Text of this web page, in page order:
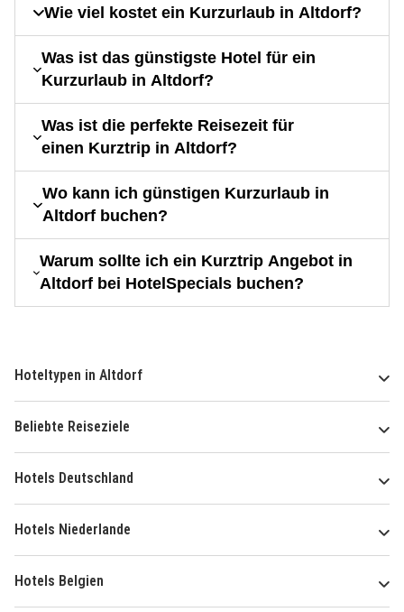
Wie viel kostet ein Kurzurlaub in Altdorf?
Was ist das günstigste Hotel für ein
Kurzurlaub in Altdorf?
Was ist die perfekte Reisezeit für
einen Kurztrip in Altdorf?
Wo kann ich günstigen Kurzurlaub in
Altdorf buchen?
Warum sollte ich ein Kurztrip Angebot in
Altdorf bei HotelSpecials buchen?
Hoteltypen in Altdorf
Beliebte Reiseziele
Hotels Deutschland
Hotels Niederlande
Hotels Belgien